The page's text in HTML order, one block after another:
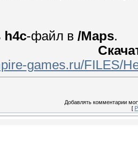
h4c-файл в /Maps.
games.ru/FILES/
Добавлять комментарии
[